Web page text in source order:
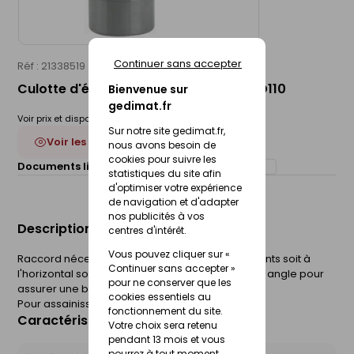
Bienvenue sur
gedimat.fr
Sur notre site gedimat.fr,
nous avons besoin de
cookies pour suivre les
statistiques du site afin
d'optimiser votre expérience
de navigation et d'adapter
nos publicités à vos
centres d'intérêt.
Vous pouvez cliquer sur «
Continuer sans accepter »
pour ne conserver que les
cookies essentiels au
fonctionnement du site.
Votre choix sera retenu
pendant 13 mois et vous
Continuer sans accepter
Réf : 21338519 WAVIN
Culotte d'évacuation PVC FF 87°30 - D110
Voir prix et disponibilité en magasin
Voir les 8 déclinaisons
Documents liés :
Déclaration de performance (DOP)
Description du produit
Raccord nécessaire pour réunir deux écoulements soit à
l'horizontal soit à la verticale. Il faut utiliser le bon angle pour
assurer une bonne évacuation de votre réseau.
Pour assainissement.
Caractéristiques du produit